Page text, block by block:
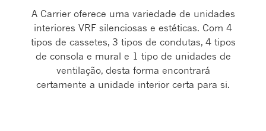
A Carrier oferece uma variedade de unidades
interiores VRF silenciosas e estéticas. Com 4
tipos de cassetes, 3 tipos de condutas, 4 tipos
de consola e mural e 1 tipo de unidades de
ventilação, desta forma encontrará
certamente a unidade interior certa para si.